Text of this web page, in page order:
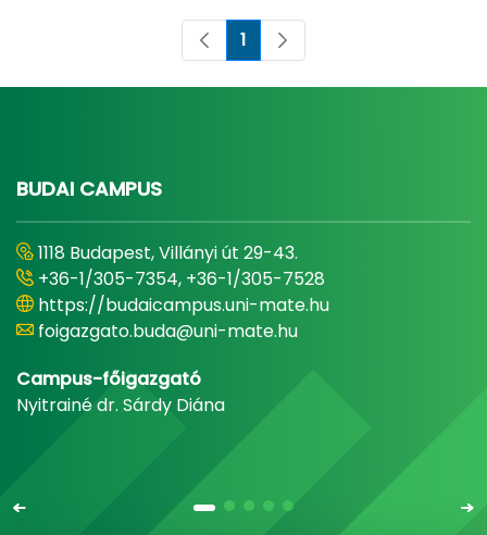
Oldal
1
BUDAI CAMPUS
1118 Budapest, Villányi út 29-43.
+36-1/305-7354, +36-1/305-7528
https://budaicampus.uni-mate.hu
foigazgato.buda@uni-mate.hu
Campus-főigazgató
Nyitrainé dr. Sárdy Diána